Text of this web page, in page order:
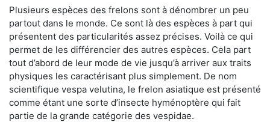
Plusieurs espèces des frelons sont à dénombrer un peu
partout dans le monde. Ce sont là des espèces à part qui
présentent des particularités assez précises. Voilà ce qui
permet de les différencier des autres espèces. Cela part
tout d’abord de leur mode de vie jusqu’à arriver aux traits
physiques les caractérisant plus simplement. De nom
scientifique vespa velutina, le frelon asiatique est présenté
comme étant une sorte d’insecte hyménoptère qui fait
partie de la grande catégorie des vespidae.